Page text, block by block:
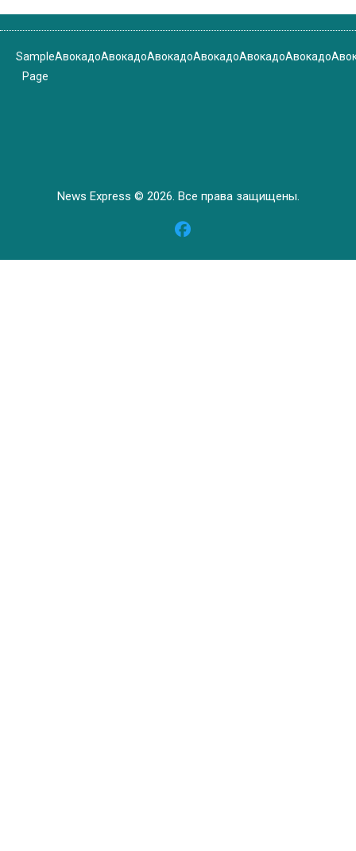
Sample
Page
АвокадоАвокадоАвокадоАвокадоАвокадоАвокадо
News Express © 2026. Все права защищены.